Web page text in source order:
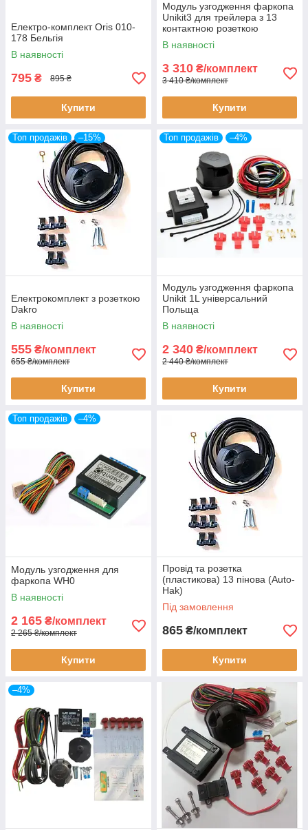
Електро-комплект Oris 010-
178 Бельгія
В наявності
795 ₴ 895 ₴
Купити
Модуль узгодження фаркопа
Unikit3 для трейлера з 13
контактною розеткою
В наявності
3 310 ₴/комплект
3 410 ₴/комплект
Купити
Топ продажів –15%
Електрокомплект з розеткою
Dakro
В наявності
555 ₴/комплект
655 ₴/комплект
Купити
Топ продажів –4%
Модуль узгодження фаркопа
Unikit 1L універсальний
Польща
В наявності
2 340 ₴/комплект
2 440 ₴/комплект
Купити
Топ продажів –4%
Модуль узгодження для
фаркопа WH0
В наявності
2 165 ₴/комплект
2 265 ₴/комплект
Купити
Провід та розетка
(пластикова) 13 пінова (Auto-
Hak)
Під замовлення
865 ₴/комплект
Купити
–4%